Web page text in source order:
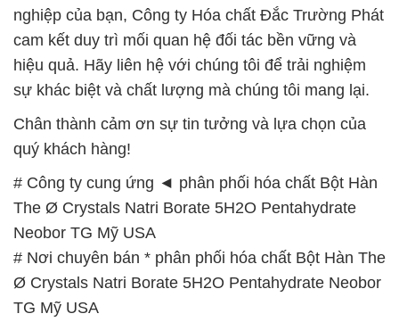
nghiệp của bạn, Công ty Hóa chất Đắc Trường Phát
cam kết duy trì mối quan hệ đối tác bền vững và
hiệu quả. Hãy liên hệ với chúng tôi để trải nghiệm
sự khác biệt và chất lượng mà chúng tôi mang lại.
Chân thành cảm ơn sự tin tưởng và lựa chọn của
quý khách hàng!
# Công ty cung ứng ◄ phân phối hóa chất Bột Hàn
The Ø Crystals Natri Borate 5H2O Pentahydrate
Neobor TG Mỹ USA
# Nơi chuyên bán * phân phối hóa chất Bột Hàn The
Ø Crystals Natri Borate 5H2O Pentahydrate Neobor
TG Mỹ USA